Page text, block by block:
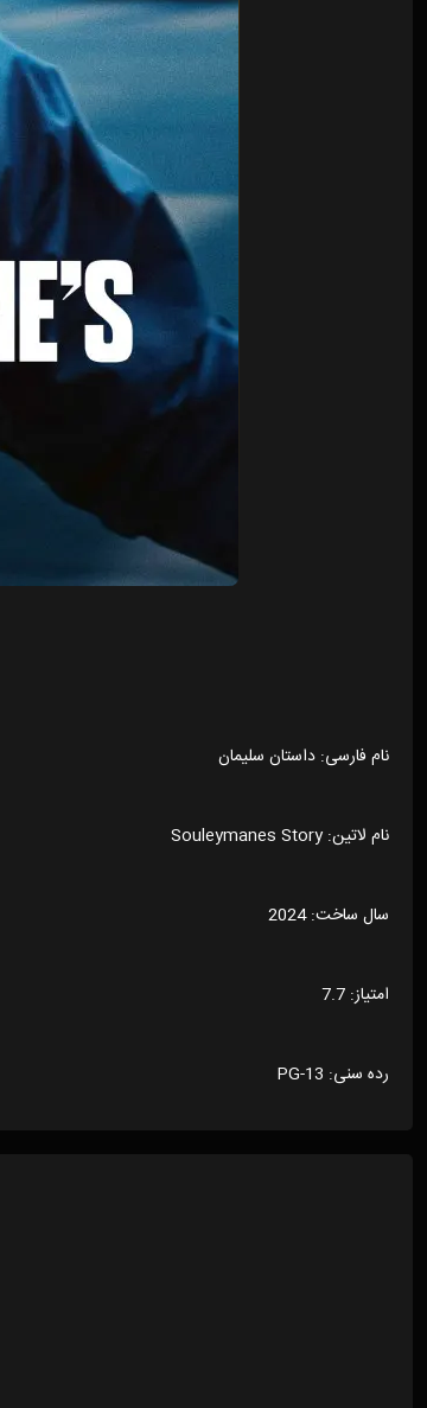
نام فارسی: داستان سلیمان
نام لاتین: Souleymanes Story
سال ساخت: 2024
امتیاز: 7.7
رده سنی: PG-13